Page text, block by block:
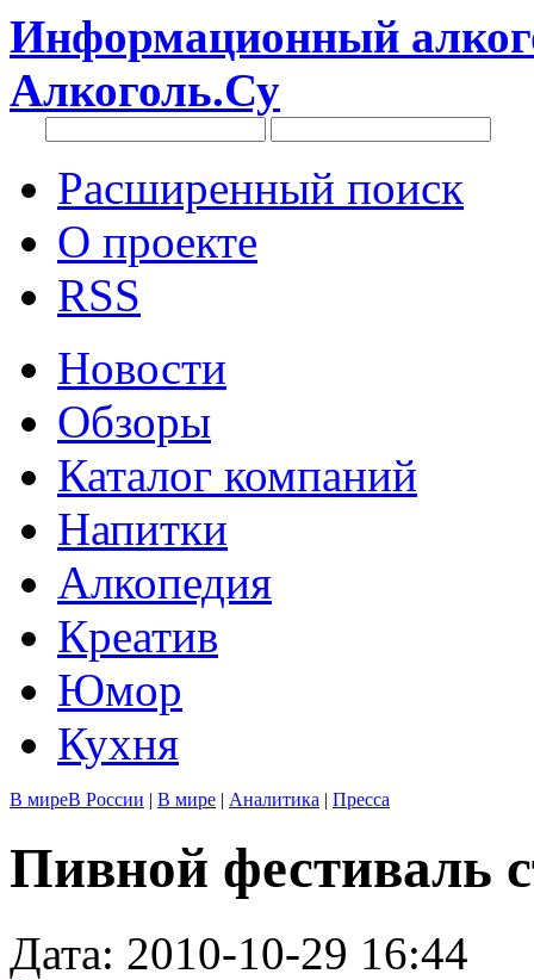
Информационный
Алкоголь.Су
Расширенный поиск
О проекте
RSS
Новости
Обзоры
Каталог компаний
Напитки
Алкопедия
Креатив
Юмор
Кухня
В миреВ России | В мире | Аналитика | Пресса
Пивной фестиваль
Дата: 2010-10-29 16:44